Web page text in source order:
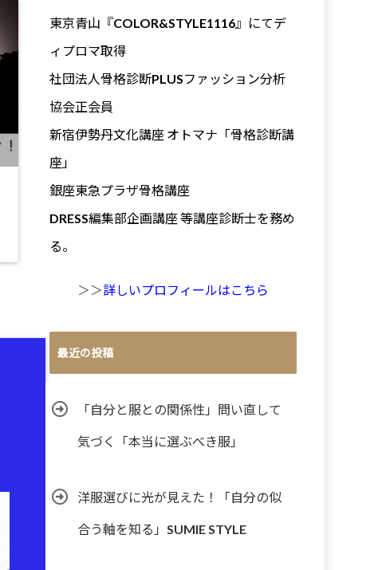
東京青山『COLOR&STYLE1116』にてデ
ィプロマ取得
社団法人骨格診断PLUSファッション分析
協会正会員
新宿伊勢丹文化講座 オトマナ「骨格診断講
座」
銀座東急プラザ骨格講座
DRESS編集部企画講座 等講座診断士を務め
る。
＞＞詳しいプロフィールはこちら
最近の投稿
「自分と服との関係性」問い直して
気づく「本当に選ぶべき服」
洋服選びに光が見えた！「自分の似
合う軸を知る」SUMIE STYLE